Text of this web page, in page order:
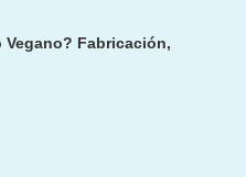
Vegano? Fabricación,